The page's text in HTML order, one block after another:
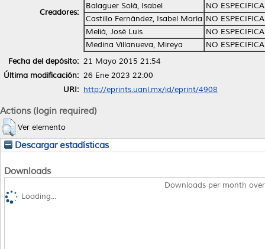
Creadores:
Balaguer Solá, Isabel
NO
Castillo Fernández, Isabel María NO
Meliá, José Luis
NO
Medina Villanueva, Mireya
NO
Fecha del depósito: 21 Mayo 2015 21:54
Última modificación: 26 Ene 2023 22:00
URI: http://eprints.uanl.mx/id/eprint/4908
Actions (login required)
Ver elemento
Descargar estadísticas
Downloads
Downloads per month
Loading...